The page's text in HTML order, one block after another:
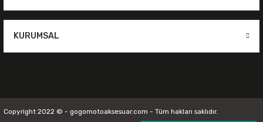
KURUMSAL
Copyright 2022 © - gogomotoaksesuar.com - Tüm hakları saklıdır.